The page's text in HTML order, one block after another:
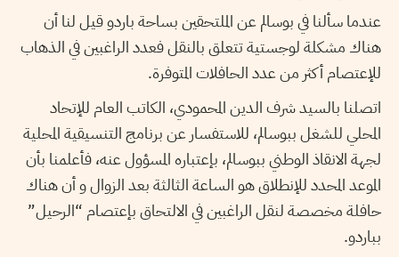
عندما سألنا في بوسالم عن الملتحقين بساحة باردو قيل لنا أن
هناك مشكلة لوجستية تتعلق بالنقل فعدد الراغبين في الذهاب
للإعتصام أكثر من عدد الحافلات المتوفرة.
اتصلنا بالسيد شرف الدين المحمودي، الكاتب العام للإتحاد
المحلي للشغل ببوسالم، للاستفسار عن برنامج التنسيقية المحلية
لجهة الانقاذ الوطني ببوسالم، بإعتباره المسؤول عنه، فأعلمنا بأن
الموعد المحدد للإنطلاق هو الساعة الثالثة بعد الزوال و أن هناك
حافلة مخصصة لنقل الراغبين في الالتحاق بإعتصام “الرحيل”
بباردو.